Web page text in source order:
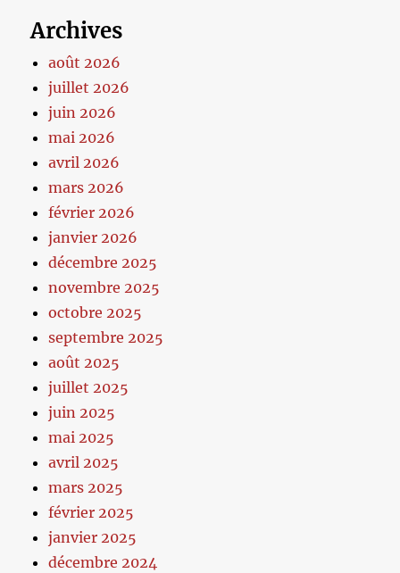
Archives
août 2026
juillet 2026
juin 2026
mai 2026
avril 2026
mars 2026
février 2026
janvier 2026
décembre 2025
novembre 2025
octobre 2025
septembre 2025
août 2025
juillet 2025
juin 2025
mai 2025
avril 2025
mars 2025
février 2025
janvier 2025
décembre 2024